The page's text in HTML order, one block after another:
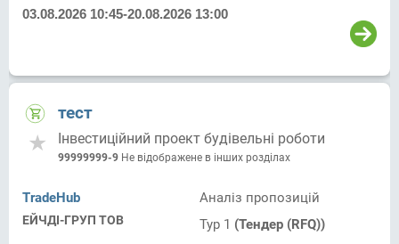
03.08.2026 10:45-20.08.2026 13:00
тест
Інвестиційний проект будівельні роботи
99999999-9 Не відображене в інших розділах
TradeHub
ЕЙЧДІ-ГРУП ТОВ
Аналіз пропозицій
Тур 1 (Тендер (RFQ))